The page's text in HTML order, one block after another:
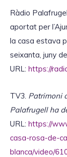
Ràdio
aportat per
la casa estava
seixanta, juny
URL: https://
TV3. Patrimoni
Palafrugell ha
URL: https://
casa-rosa-de-
blanca/video/